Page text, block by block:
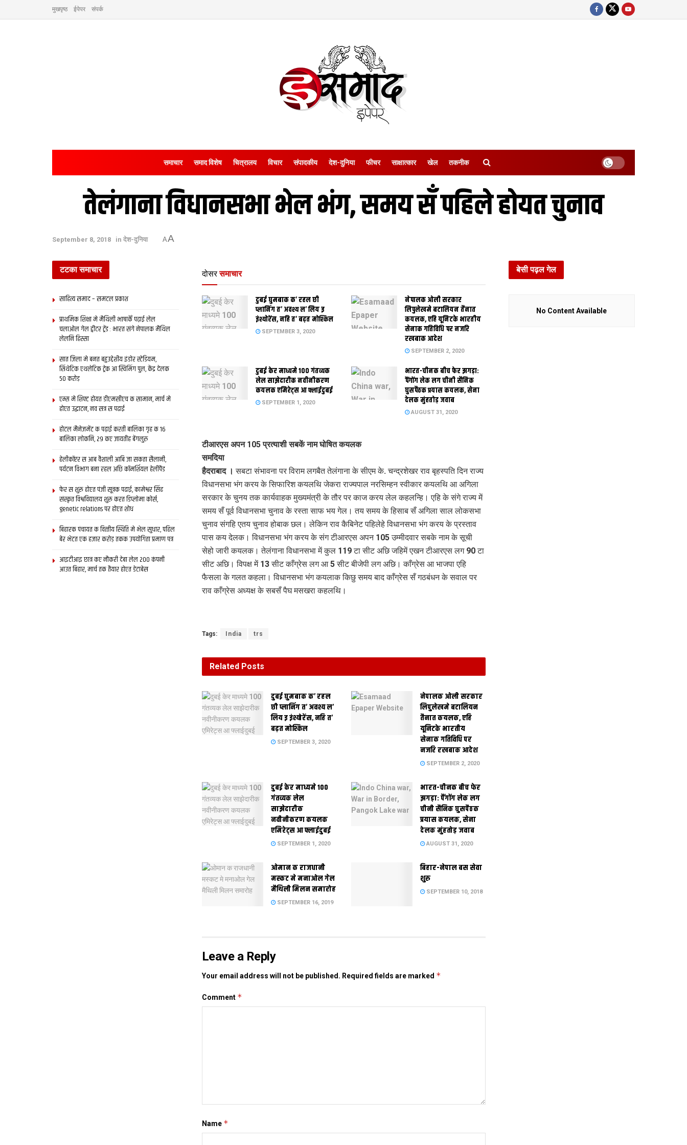
मुखपृष्ठ ईपेपर संपर्क
समाचार समाद विशेष चित्रालय विचार संपादकीय देश-दुनिया फीचर साक्षात्‍कार खेल तकनीक
तेलंगाना विधानसभा भेल भंग, समय सँ पहिले होयत चुनाव
September 8, 2018 in देश-दुनिया AA
दोसर समाचार
दुबई घुमबाक क’ रहल छी
प्लानिंग त’ अवश्य ल’ लिय इ
इंश्योरेंस, नहि त’ बढ़त मोश्किल
SEPTEMBER 3, 2020
नेपालक ओली सरकार
लिपुलेखमे बटालियन तैनात
कयलक, एहि यूनिटके भारतीय
सेनाक गतिविधि पर नजरि
रखबाक आदेश
SEPTEMBER 2, 2020
दुबई केर माध्यमे 100 गंतव्यक
लेल साझेदारीक नवीनीकरण
कयलक एमिरेट्स आ फ्लाईदुबई
SEPTEMBER 1, 2020
भारत-चीनक बीच फेर झगड़ा:
पैंगोंग लेक लग चीनी सैनिक
घुसपैठक प्रयास कयलक, सेना
देलक मुंहतोड़ जवाब
AUGUST 31, 2020
टीआरएस अपन 105 प्रत्याशी सबकें नाम घोषित कयलक
समदिया
हैदराबाद । सबटा संभावना पर विराम लगबैत तेलंगाना के सीएम के. चन्द्रशेखर राव बृहस्पति दिन राज्य
विधानसभा भंग करय के सिफारिश कयलथि जेकरा राज्यपाल नरसिम्हन स्वीकार कयलथि आ अगिला
सरकार के चुनय तक कार्यवाहक मुख्यमंत्री के तौर पर काज करय लेल कहलन्हि। एहि के संगे राज्य में
समय सँ पूर्व विधानसभा चुनाव के रस्ता साफ भय गेल। तय समय के हिसाब सँ अगिला साल लोकसभा
चुनाव संगहि एतय चुनाव होबाक छल। लेकिन राव कैबिनेट पहिलेहे विधानसभा भंग करय के प्रस्ताव
पास कय देलक। विधानसभा भंग करय के संग टीआरएस अपन 105 उम्मीदवार सबके नाम के सूची
सेहो जारी कयलक। तेलंगाना विधानसभा में कुल 119 टा सीट अछि जहिमें एखन टीआरएस लग 90 टा
सीट अछि। विपक्ष में 13 सीट काँग्रेस लग आ 5 सीट बीजेपी लग अछि। काँग्रेस आ भाजपा एहि
फैसला के गलत कहला। विधानसभा भंग कयलाक किछु समय बाद काँग्रेस सँ गठबंधन के सवाल पर
राव काँग्रेस अध्यक्ष के सबसँ पैघ मसखरा कहलथि।
Tags: India trs
Related Posts
दुबई घुमबाक क’ रहल
छी प्लानिंग त’ अवश्य ल’
लिय इ इंश्योरेंस, नहि त’
बढ़त मोश्किल
SEPTEMBER 3, 2020
नेपालक ओली सरकार
लिपुलेखमे बटालियन
तैनात कयलक, एहि
यूनिटके भारतीय
सेनाक गतिविधि पर
नजरि रखबाक आदेश
SEPTEMBER 2, 2020
दुबई केर माध्यमे 100
गंतव्यक लेल
साझेदारीक
नवीनीकरण कयलक
एमिरेट्स आ फ्लाईदुबई
SEPTEMBER 1, 2020
भारत-चीनक बीच फेर
झगड़ा: पैंगोंग लेक लग
चीनी सैनिक घुसपैठक
प्रयास कयलक, सेना
देलक मुंहतोड़ जवाब
AUGUST 31, 2020
ओमान क राजधानी
मस्‍कट मे मनाओल गेल
मैथि‍ली मिलन समारोह
SEPTEMBER 16, 2019
बिहार-नेपाल बस सेवा
शुरु
SEPTEMBER 10, 2018
Leave a Reply
Your email address will not be published. Required fields are marked *
Comment *
Name *
टटका समाचार
साहित्य समाद – समटल प्रकाश
प्राथमिक शि‍क्षा मे मैथि‍ली भाषाकेँ पढ़ाई लेल
चलाओल गेल ट्वीटर ट्रेंड : भारत संगे नेपालक मैथिल
लेलनि हिस्सा
सात जिला मे बनत बहुउद्देशीय इंडोर स्‍टेडि‍यम,
सिंथेटिक एथलेटिक ट्रेक आ स्विमिंग पुल, केंद्र देलक
50 करोड़
एम्स मे शिफ्ट होयत डीएमसीएच क सामान, मार्च मे
होएत उद्घाटन, नव सत्र स पढाई
होटल मैनेजमेंट क पढ़ाई करती बालिका गृह क 16
बालिका लोकनि, 29 कए जायतीह बेंगलुरु
हेलीकॉप्टर स आब वैशाली आबि जा सकता सैलानी,
पर्यटन विभाग बना रहल अछि कॉमर्शियल हेलीपैड
फेर स शुरू होएत पंजी सूत्रक पढाई, कामेश्वर सिंह
संस्कृत विश्वविद्यालय शुरू करत डिप्लोमा कोर्स,
genetic relations पर होएत शोध
बिहारक पंचायत क वित्‍तीय स्थिति मे भेल सुधार, पहिल
बेर भेटत एक हजार करोड़ तकक उपयोगिता प्रमाण पत्र
आइटीआइ छात्र कए नौकरी देबा लेल 200 कंपनी
आउत बिहार, मार्च तक तैयार होएत डेटाबेस
बेसी पढ़ल गेल
No Content Available